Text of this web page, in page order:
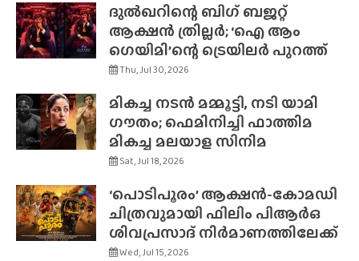
ദുൽഖറിന്റെ ബിഗ് ബജറ്റ്
ആക്ഷൻ ത്രില്ലർ; ‘ഐ ആം
ഗെയിമി’ന്റെ ട്രെയിലർ പുറത്ത്
Thu, Jul 30, 2026
മികച്ച നടൻ മമ്മൂട്ടി, നടി യാമി
ഗൗതം; ഫെമിനിച്ചി ഫാത്തിമ
മികച്ച മലയാള സിനിമ
Sat, Jul 18, 2026
‘പൊടിപൂരം’ ആക്ഷൻ-കോമഡി
ചിത്രവുമായി ഫിലിം പിആർഒ
ശിവപ്രസാദ് നിർമാണത്തിലേക്ക്
Wed, Jul 15, 2026